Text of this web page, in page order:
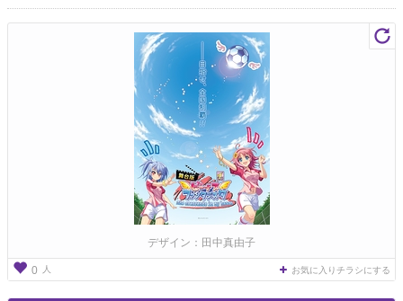
g
a
デザイン：田中真由子
0 人 お気に入りチラシにする